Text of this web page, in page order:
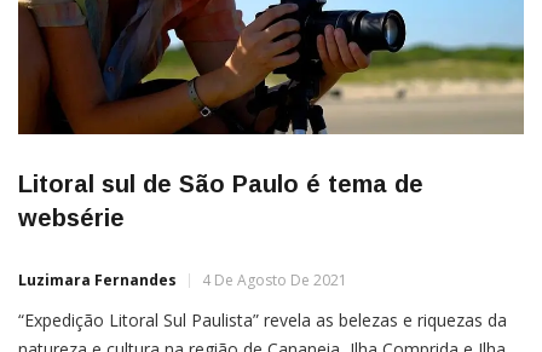
Litoral sul de São Paulo é tema de
websérie
Luzimara Fernandes 4 De Agosto De 2021
“Expedição Litoral Sul Paulista” revela as belezas e riquezas da